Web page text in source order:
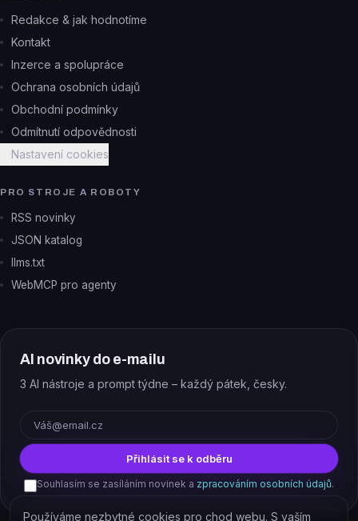
Redakce & jak hodnotíme
Kontakt
Inzerce a spolupráce
Ochrana osobních údajů
Obchodní podmínky
Odmítnutí odpovědnosti
Nastavení cookies
PRO STROJE A ROBOTY
RSS novinky
JSON katalog
llms.txt
WebMCP pro agenty
AI novinky do e-mailu
3 AI nástroje a prompt týdne – každý pátek, česky.
Přihlásit se k odběru
Souhlasím se zasíláním novinek a zpracováním osobních údajů.
Používáme nezbytné cookies pro chod webu. S vaším